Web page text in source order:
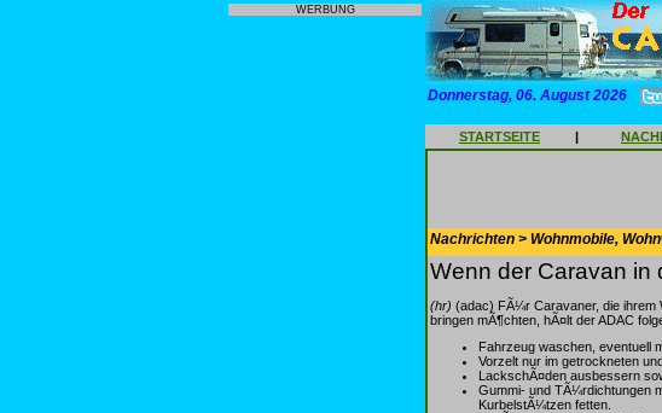
WERBUNG
Donnerstag, 06. August 2026
STARTSEITE |
Nachrichten > Wohnmobile,
Wenn der Caravan in
(hr) (adac) FÃ¼r Caravaner, die ihrem
bringen mÃ¶chten, hÃ¤lt der ADAC
Fahrzeug waschen, eventuell
Vorzelt nur im getrockneten
LackschÃ¤den ausbessern
Gummi- und TÃ¼rdichtungen
KurbelstÃ¼tzen fetten.